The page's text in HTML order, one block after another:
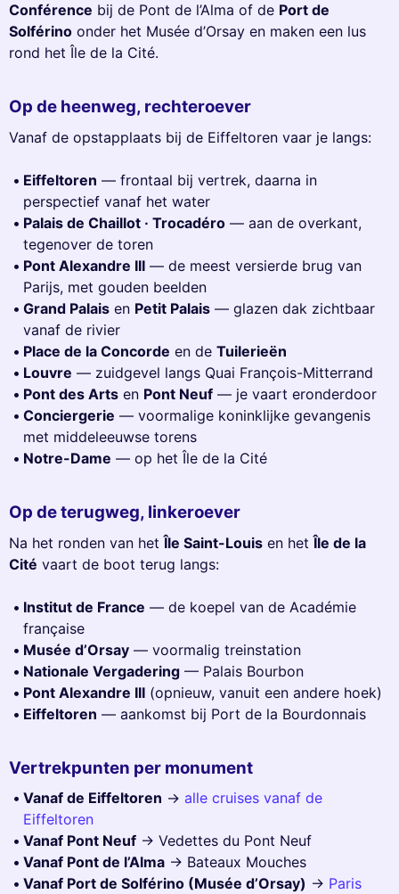
Conférence bij de Pont de l’Alma of de Port de
Solférino onder het Musée d’Orsay en maken een lus
rond het Île de la Cité.
Op de heenweg, rechteroever
Vanaf de opstapplaats bij de Eiffeltoren vaar je langs:
Eiffeltoren — frontaal bij vertrek, daarna in
perspectief vanaf het water
Palais de Chaillot · Trocadéro — aan de overkant,
tegenover de toren
Pont Alexandre III — de meest versierde brug van
Parijs, met gouden beelden
Grand Palais en Petit Palais — glazen dak zichtbaar
vanaf de rivier
Place de la Concorde en de Tuilerieën
Louvre — zuidgevel langs Quai François-Mitterrand
Pont des Arts en Pont Neuf — je vaart eronderdoor
Conciergerie — voormalige koninklijke gevangenis
met middeleeuwse torens
Notre-Dame — op het Île de la Cité
Op de terugweg, linkeroever
Na het ronden van hetÎle Saint-Louis en hetÎle de la
Cité vaart de boot terug langs:
Institut de France — de koepel van de Académie
française
Musée d’Orsay — voormalig treinstation
Nationale Vergadering — Palais Bourbon
Pont Alexandre III (opnieuw, vanuit een andere hoek)
Eiffeltoren — aankomst bij Port de la Bourdonnais
Vertrekpunten per monument
Vanaf de Eiffeltoren → alle cruises vanaf de
Eiffeltoren
Vanaf Pont Neuf → Vedettes du Pont Neuf
Vanaf Pont de l’Alma → Bateaux Mouches
Vanaf Port de Solférino (Musée d’Orsay) → Paris